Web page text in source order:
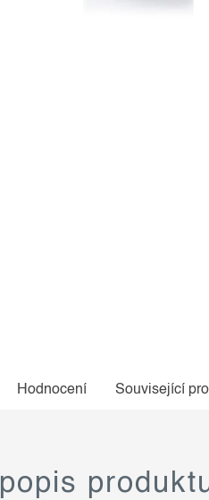
Hodnocení Související
popis